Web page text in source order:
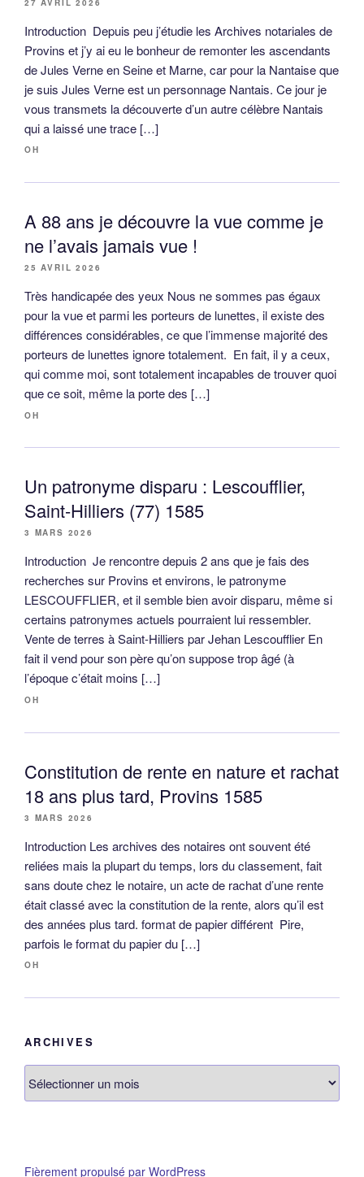
Introduction Depuis peu j’étudie les Archives notariales de
Provins et j’y ai eu le bonheur de remonter les ascendants
de Jules Verne en Seine et Marne, car pour la Nantaise que
je suis Jules Verne est un personnage Nantais. Ce jour je
vous transmets la découverte d’un autre célèbre Nantais
qui a laissé une trace […]
OH
A 88 ans je découvre la vue comme je
ne l’avais jamais vue !
25 AVRIL 2026
Très handicapée des yeux Nous ne sommes pas égaux
pour la vue et parmi les porteurs de lunettes, il existe des
différences considérables, ce que l’immense majorité des
porteurs de lunettes ignore totalement. En fait, il y a ceux,
qui comme moi, sont totalement incapables de trouver quoi
que ce soit, même la porte des […]
OH
Un patronyme disparu : Lescoufflier,
Saint-Hilliers (77) 1585
3 MARS 2026
Introduction Je rencontre depuis 2 ans que je fais des
recherches sur Provins et environs, le patronyme
LESCOUFFLIER, et il semble bien avoir disparu, même si
certains patronymes actuels pourraient lui ressembler.
Vente de terres à Saint-Hilliers par Jehan Lescoufflier En
fait il vend pour son père qu’on suppose trop âgé (à
l’époque c’était moins […]
OH
Constitution de rente en nature et rachat
18 ans plus tard, Provins 1585
3 MARS 2026
Introduction Les archives des notaires ont souvent été
reliées mais la plupart du temps, lors du classement, fait
sans doute chez le notaire, un acte de rachat d’une rente
était classé avec la constitution de la rente, alors qu’il est
des années plus tard. format de papier différent Pire,
parfois le format du papier du […]
OH
ARCHIVES
Fièrement propulsé par WordPress